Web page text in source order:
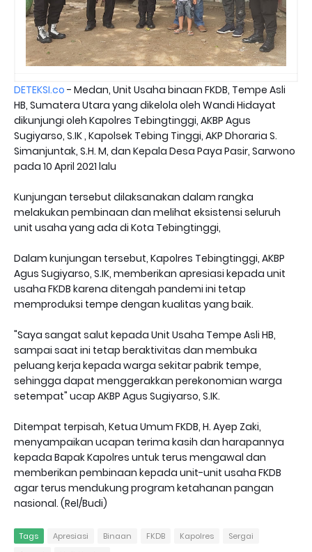
DETEKSI.co - Medan, Unit Usaha binaan FKDB, Tempe Asli
HB, Sumatera Utara yang dikelola oleh Wandi Hidayat
dikunjungi oleh Kapolres Tebingtinggi, AKBP Agus
Sugiyarso, S.IK , Kapolsek Tebing Tinggi, AKP Dhoraria S.
Simanjuntak, S.H. M, dan Kepala Desa Paya Pasir, Sarwono
pada 10 April 2021 lalu
Kunjungan tersebut dilaksanakan dalam rangka
melakukan pembinaan dan melihat eksistensi seluruh
unit usaha yang ada di Kota Tebingtinggi,
Dalam kunjungan tersebut, Kapolres Tebingtinggi, AKBP
Agus Sugiyarso, S.IK, memberikan apresiasi kepada unit
usaha FKDB karena ditengah pandemi ini tetap
memproduksi tempe dengan kualitas yang baik.
"Saya sangat salut kepada Unit Usaha Tempe Asli HB,
sampai saat ini tetap beraktivitas dan membuka
peluang kerja kepada warga sekitar pabrik tempe,
sehingga dapat menggerakkan perekonomian warga
setempat" ucap AKBP Agus Sugiyarso, S.IK.
Ditempat terpisah, Ketua Umum FKDB, H. Ayep Zaki,
menyampaikan ucapan terima kasih dan harapannya
kepada Bapak Kapolres untuk terus mengawal dan
memberikan pembinaan kepada unit-unit usaha FKDB
agar terus mendukung program ketahanan pangan
nasional. (Rel/Budi)
Tags Apresiasi Binaan FKDB Kapolres
Sergai